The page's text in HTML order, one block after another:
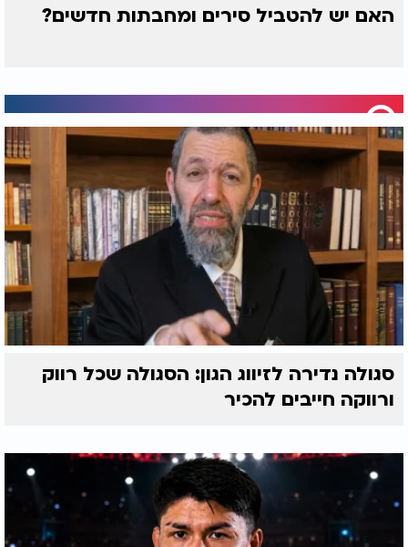
האם יש להטביל סירים ומחבתות חדשים?
סגולה נדירה לזיווג הגון: הסגולה שכל רווק
ורווקה חייבים להכיר